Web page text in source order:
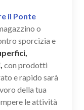
il Ponte
o
sporcizia e
con prodotti
e rapido sarà
della tua
le attività